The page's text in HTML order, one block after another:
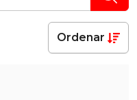
Ordenar